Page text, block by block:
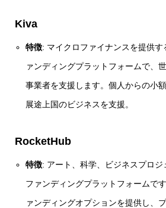
Kiva
特徴: マイクロファイナンスを提供
ァンディングプラットフォームで、
事業者を支援します。個人からの小
展途上国のビジネスを支援。
RocketHub
特徴: アート、科学、ビジネスプロジ
ファンディングプラットフォームで
ァンディングオプションを提供し、